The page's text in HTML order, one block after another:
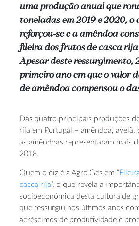
uma produção anual que
toneladas em 2019 e 2020, o
reforçou-se e a amêndoa
fileira dos frutos de casca
Apesar deste ressurgimento,
primeiro ano em que o valor
de amêndoa compensou o
Das quatro principais produções
rija em Portugal – amêndoa, avelã,
as amêndoas representaram mais
2018.
Quem o diz é a Agro.Ges em “
casca rija”, o que revela a
socioeconómica desta cultura de
que ressurgiu nos últimos anos
acréscimos de produtividade e